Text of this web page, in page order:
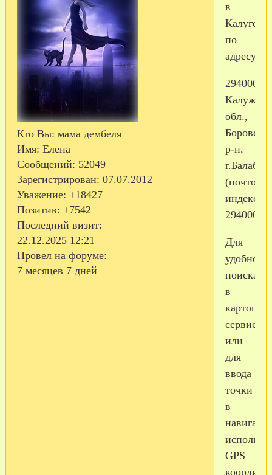
Кто Вы: мама дембеля
Имя: Елена
Сообщений: 52049
Зарегистрирован: 07.07.2012
Уважение: +18427
Позитив: +7542
Последний визит:
22.12.2025 12:21
Провел на форуме:
7 месяцев 7 дней
в
Калуге
по
адресу:
294000,
обл.,
р-н,
индекс
294000).
Для
удобного
поиска
в
сервисах
или
для
ввода
точки
в
навигатор
GPS